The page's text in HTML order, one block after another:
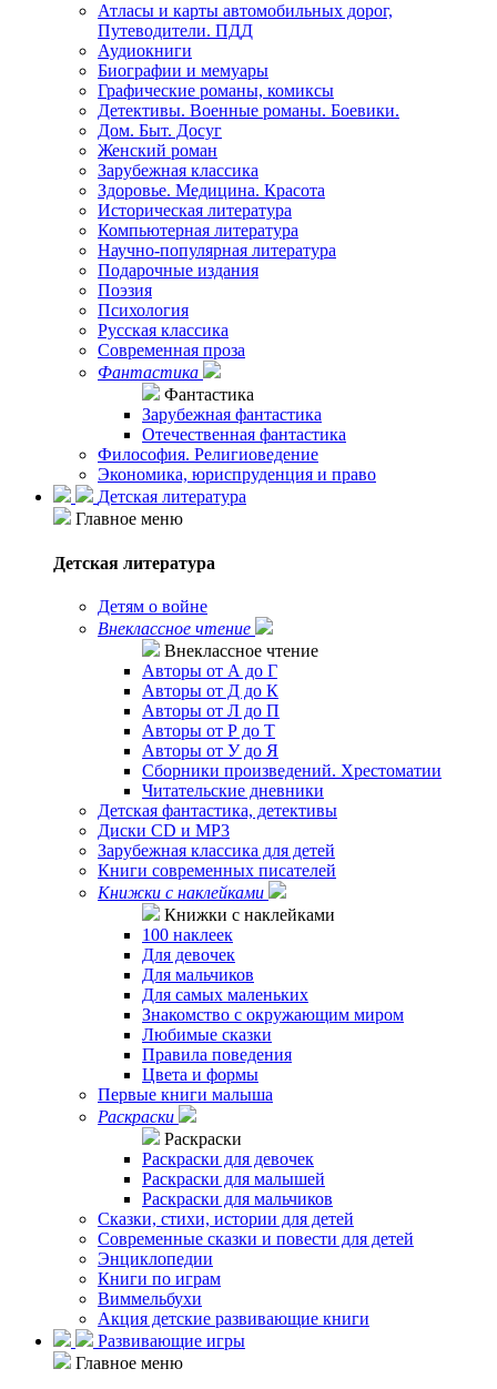
Атласы и карты автомобильных дорог,
Путеводители. ПДД
Аудиокниги
Биографии и мемуары
Графические романы, комиксы
Детективы. Военные романы. Боевики.
Дом. Быт. Досуг
Женский роман
Зарубежная классика
Здоровье. Медицина. Красота
Историческая литература
Компьютерная литература
Научно-популярная литература
Подарочные издания
Поэзия
Психология
Русская классика
Современная проза
Фантастика
Фантастика
Зарубежная фантастика
Отечественная фантастика
Философия. Религиоведение
Экономика, юриспруденция и право
Детская литература
Главное меню
Детская литература
Детям о войне
Внеклассное чтение
Внеклассное чтение
Авторы от А до Г
Авторы от Д до К
Авторы от Л до П
Авторы от Р до Т
Авторы от У до Я
Сборники произведений. Хрестоматии
Читательские дневники
Детская фантастика, детективы
Диски CD и MP3
Зарубежная классика для детей
Книги современных писателей
Книжки с наклейками
Книжки с наклейками
100 наклеек
Для девочек
Для мальчиков
Для самых маленьких
Знакомство с окружающим миром
Любимые сказки
Правила поведения
Цвета и формы
Первые книги малыша
Раскраски
Раскраски
Раскраски для девочек
Раскраски для малышей
Раскраски для мальчиков
Сказки, стихи, истории для детей
Современные сказки и повести для детей
Энциклопедии
Книги по играм
Виммельбухи
Акция детские развивающие книги
Развивающие игры
Главное меню